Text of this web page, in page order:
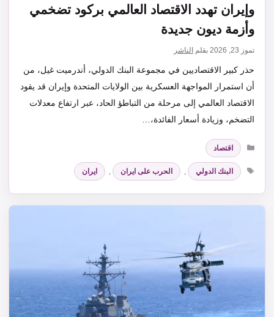
وإيران تهدد الاقتصاد العالمي بركود تضخمي
وأزمة ديون جديدة
تموز 23, 2026 بقلم الناشر
حذر كبير الاقتصاديين في مجموعة البنك الدولي، أندرميت غيل، من
أن استمرار المواجهة العسكرية بين الولايات المتحدة وإيران قد يقود
الاقتصاد العالمي إلى مرحلة من التباطؤ الحاد، عبر ارتفاع معدلات
التضخم، وزيادة أسعار الفائدة،…
التصنيفات
اقتصاد
الوسوم
البنك الدولي الحرب على ايران ايران